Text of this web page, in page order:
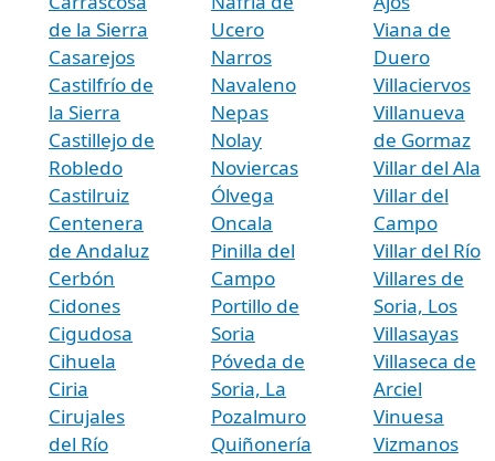
de la Sierra
Casarejos
Castilfrío de
la Sierra
Castillejo de
Robledo
Castilruiz
Centenera
de Andaluz
Cerbón
Cidones
Cigudosa
Cihuela
Ciria
Cirujales
del Río
Ucero
Narros
Navaleno
Nepas
Nolay
Noviercas
Ólvega
Oncala
Pinilla del
Campo
Portillo de
Soria
Póveda de
Soria, La
Pozalmuro
Quiñonería
Viana de
Duero
Villaciervos
Villanueva
de Gormaz
Villar del Ala
Villar del
Campo
Villar del Río
Villares de
Soria, Los
Villasayas
Villaseca de
Arciel
Vinuesa
Vizmanos